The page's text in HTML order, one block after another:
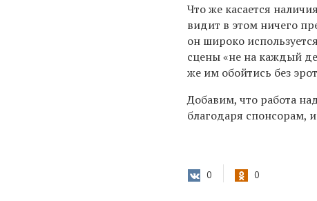
Что же касается
видит в этом ничего
он широко
сцены «не на каждый
же им обойтись без
Добавим, что работа
благодаря спонсорам,
0 0